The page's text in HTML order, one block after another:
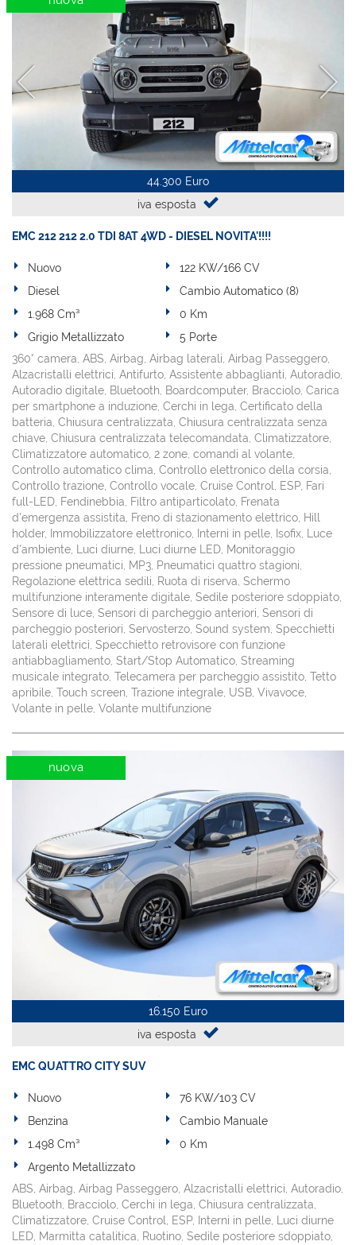
44.300 Euro
iva esposta
EMC 212 212 2.0 TDI 8AT 4WD - DIESEL NOVITA'!!!!
Nuovo
122 KW/166 CV
Diesel
Cambio Automatico (8)
1.968 Cm³
0 Km
Grigio Metallizzato
5 Porte
360° camera, ABS, Airbag, Airbag laterali, Airbag Passeggero,
Alzacristalli elettrici, Antifurto, Assistente abbaglianti, Autoradio,
Autoradio digitale, Bluetooth, Boardcomputer, Bracciolo, Carica
per smartphone a induzione, Cerchi in lega, Certificato della
batteria, Chiusura centralizzata, Chiusura centralizzata senza
chiave, Chiusura centralizzata telecomandata, Climatizzatore,
Climatizzatore automatico, 2 zone, comandi al volante,
Controllo automatico clima, Controllo elettronico della corsia,
Controllo trazione, Controllo vocale, Cruise Control, ESP, Fari
full-LED, Fendinebbia, Filtro antiparticolato, Frenata
d'emergenza assistita, Freno di stazionamento elettrico, Hill
holder, Immobilizzatore elettronico, Interni in pelle, Isofix, Luce
d'ambiente, Luci diurne, Luci diurne LED, Monitoraggio
pressione pneumatici, MP3, Pneumatici quattro stagioni,
Regolazione elettrica sedili, Ruota di riserva, Schermo
multifunzione interamente digitale, Sedile posteriore sdoppiato,
Sensore di luce, Sensori di parcheggio anteriori, Sensori di
parcheggio posteriori, Servosterzo, Sound system, Specchietti
laterali elettrici, Specchietto retrovisore con funzione
antiabbagliamento, Start/Stop Automatico, Streaming
musicale integrato, Telecamera per parcheggio assistito, Tetto
apribile, Touch screen, Trazione integrale, USB, Vivavoce,
Volante in pelle, Volante multifunzione
16.150 Euro
iva esposta
nuova
EMC QUATTRO CITY SUV
Nuovo
76 KW/103 CV
Benzina
Cambio Manuale
1.498 Cm³
0 Km
Argento Metallizzato
ABS, Airbag, Airbag Passeggero, Alzacristalli elettrici, Autoradio,
Bluetooth, Bracciolo, Cerchi in lega, Chiusura centralizzata,
Climatizzatore, Cruise Control, ESP, Interni in pelle, Luci diurne
LED, Marmitta catalitica, Ruotino, Sedile posteriore sdoppiato,